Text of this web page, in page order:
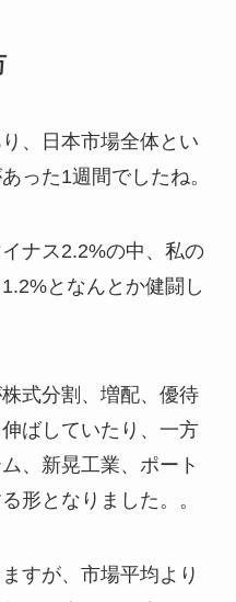
、日本市場全体とい
った1週間でしたね。
ナス2.2%の中、私の
となんとか健闘し
式分割、増配、優待
ばしていたり、一方
、新晃工業、ポート
形となりました。。
すが、市場平均より